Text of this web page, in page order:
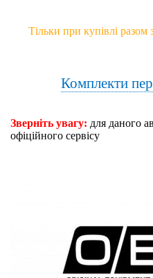
Тільки при купівлі
Комплекти
Зверніть увагу: для даного
офіційного сервісу